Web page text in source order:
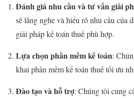
Đánh giá nhu cầu và tư vấn giải
sẽ lắng nghe và hiểu rõ nhu cầu của
giải pháp kế toán thuế phù hợp.
Lựa chọn phần mềm kế toán:
khai phần mềm kế toán thuế tối ưu
Đào tạo và hỗ trợ: Chúng tôi cung